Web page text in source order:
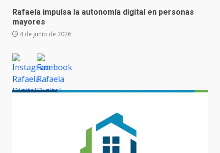
Rafaela impulsa la autonomía digital en personas
mayores
4 de junio de 2026